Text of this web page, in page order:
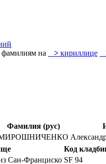
фамилиям на
> кириллице
Фамилия (рус)
Код
Сан-Франциско SF 94